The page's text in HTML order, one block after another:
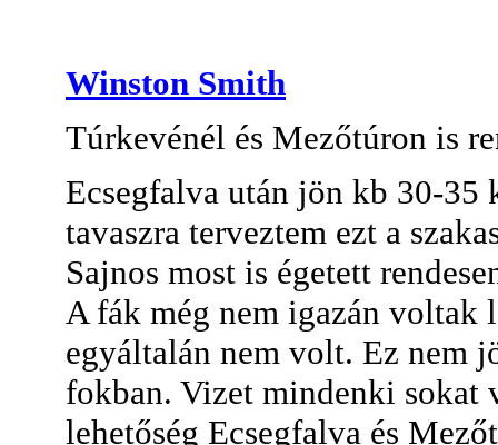
Winston Smith
Túrkevénél és Mezőtúron is
Ecsegfalva után jön kb 30-
tavaszra terveztem ezt a
Sajnos most is égetett
A fák még nem igazán voltak
egyáltalán nem volt. Ez nem
fokban. Vizet mindenki sokat
lehetőség Ecsegfalva és